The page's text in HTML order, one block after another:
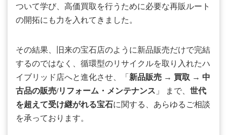
ついて学び、高価買取を行うために必要な再販ルート
の開拓にも力を入れてきました。
その結果、旧来の宝石店のように新品販売だけで完結
するのではなく、循環型のリサイクルを取り入れたハ
イブリッド店へと進化させ、「 新品販売 → 買取 → 中
古品の販売/リフォーム・メンテナンス 」 まで、 世代
を超えて受け継がれる宝石に関する、あらゆるご相談
を承っております。